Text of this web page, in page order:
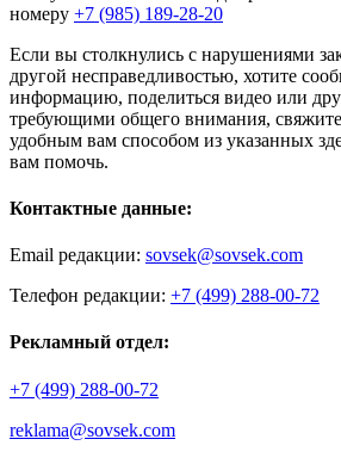
номеру +7 (985) 189-28-20
Если вы столкнулись с нарушениями
другой несправедливостью, хотите
информацию, поделиться видео или
требующими общего внимания,
удобным вам способом из указанных
вам помочь.
Контактные данные:
Email редакции: sovsek@sovsek.com
Телефон редакции: +7 (499) 288-00-72
Рекламный отдел:
+7 (499) 288-00-72
reklama@sovsek.com